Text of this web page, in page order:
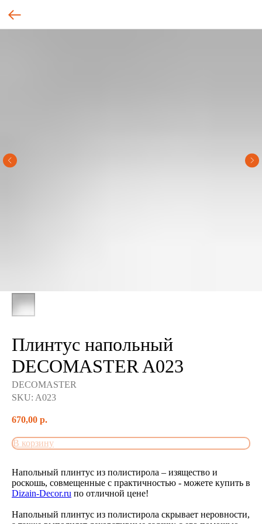
Плинтус напольный
DECOMASTER A023
DECOMASTER
SKU: A023
670,00 р.
В корзину
Напольный плинтус из полистирола – изящество и
роскошь, совмещенные с практичностью - можете купить в
Dizain-Decor.ru по отличной цене!
Напольный плинтус из полистирола скрывает неровности,